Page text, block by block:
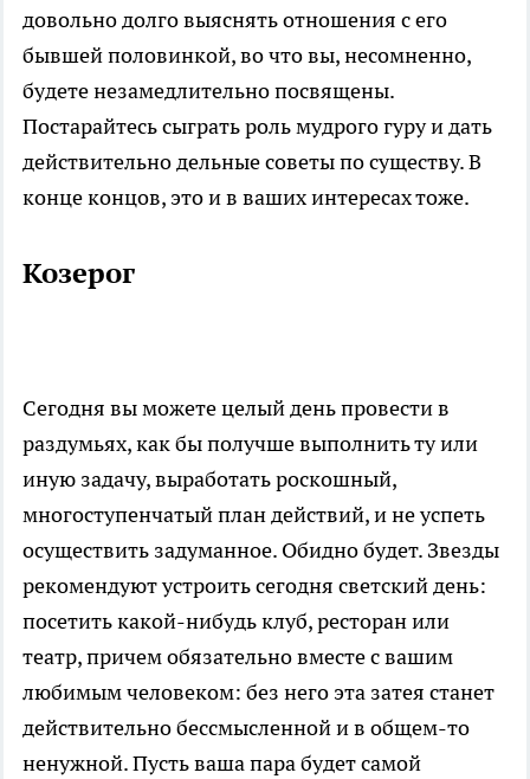
довольно долго выяснять отношения с его
бывшей половинкой, во что вы, несомненно,
будете незамедлительно посвящены.
Постарайтесь сыграть роль мудрого гуру и дать
действительно дельные советы по существу. В
конце концов, это и в ваших интересах тоже.
Козерог
Сегодня вы можете целый день провести в
раздумьях, как бы получше выполнить ту или
иную задачу, выработать роскошный,
многоступенчатый план действий, и не успеть
осуществить задуманное. Обидно будет. Звезды
рекомендуют устроить сегодня светский день:
посетить какой-нибудь клуб, ресторан или
театр, причем обязательно вместе с вашим
любимым человеком: без него эта затея станет
действительно бессмысленной и в общем-то
ненужной. Пусть ваша пара будет самой